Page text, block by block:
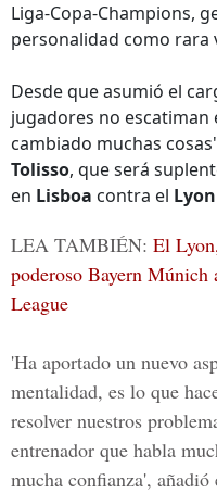
Liga-Copa-Champions,
personalidad como rara
Desde que asumió el
jugadores no escatiman
cambiado muchas
Tolisso, que será
en Lisboa contra el Lyon
LEA TAMBIÉN: El
poderoso Bayern Múnich
League
'Ha aportado un nuevo
mentalidad, es lo que
resolver nuestros
entrenador que habla
mucha confianza',